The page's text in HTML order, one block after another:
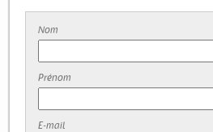
Nom
Prénom
E-mail